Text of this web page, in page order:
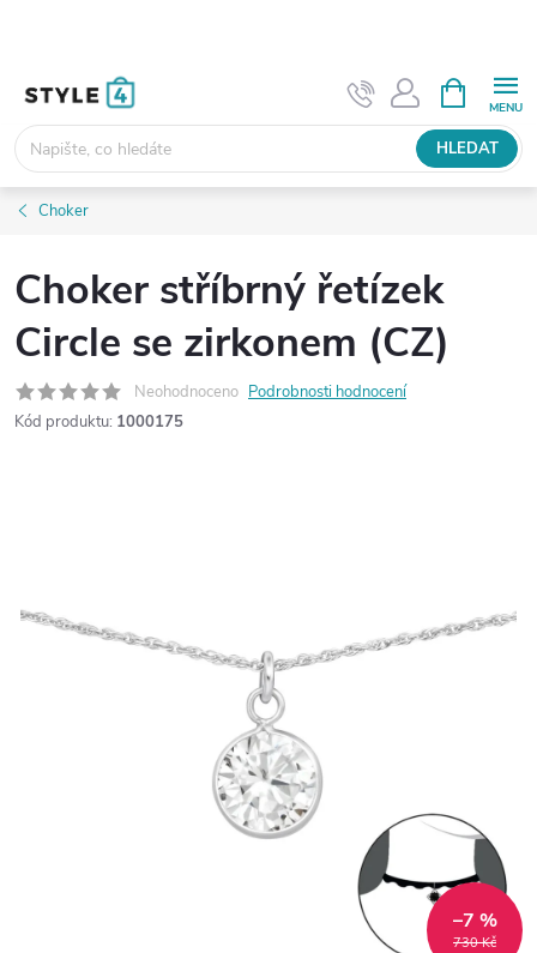
HLEDAT
NÁKUPNÍ
KOŠÍK
Choker
Choker stříbrný řetízek
Circle se zirkonem (CZ)
Neohodnoceno Podrobnosti hodnocení
Kód produktu: 1000175
730 Kč
–7 %